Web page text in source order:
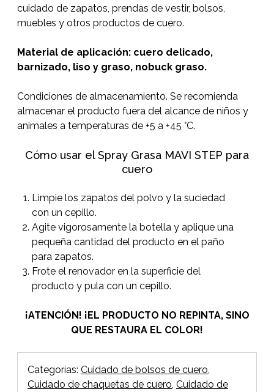
cuidado de zapatos, prendas de vestir, bolsos,
muebles y otros productos de cuero.
Material de aplicación: cuero delicado,
barnizado, liso y graso, nobuck graso.
Condiciones de almacenamiento. Se recomienda
almacenar el producto fuera del alcance de niños y
animales a temperaturas de +5 a +45 °C.
Cómo usar el Spray Grasa MAVI STEP para
cuero
Limpie los zapatos del polvo y la suciedad
con un cepillo.
Agite vigorosamente la botella y aplique una
pequeña cantidad del producto en el paño
para zapatos.
Frote el renovador en la superficie del
producto y pula con un cepillo.
¡ATENCIÓN! ¡EL PRODUCTO NO REPINTA, SINO
QUE RESTAURA EL COLOR!
Categorías: Cuidado de bolsos de cuero
Cuidado de chaquetas de cuero Cuidado de